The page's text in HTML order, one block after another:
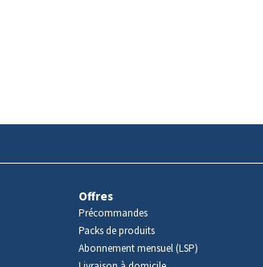
Offres
Précommandes
Packs de produits
Abonnement mensuel (LSP)